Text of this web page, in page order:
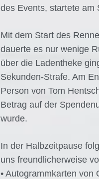
des Events, startete am
Mit dem Start des
dauerte es nur wenige
über die Ladentheke
Sekunden-Strafe. Am
Person von Tom
Betrag auf der
wurde.
In der Halbzeitpause
uns freundlicherweise
• Autogrammkarten von